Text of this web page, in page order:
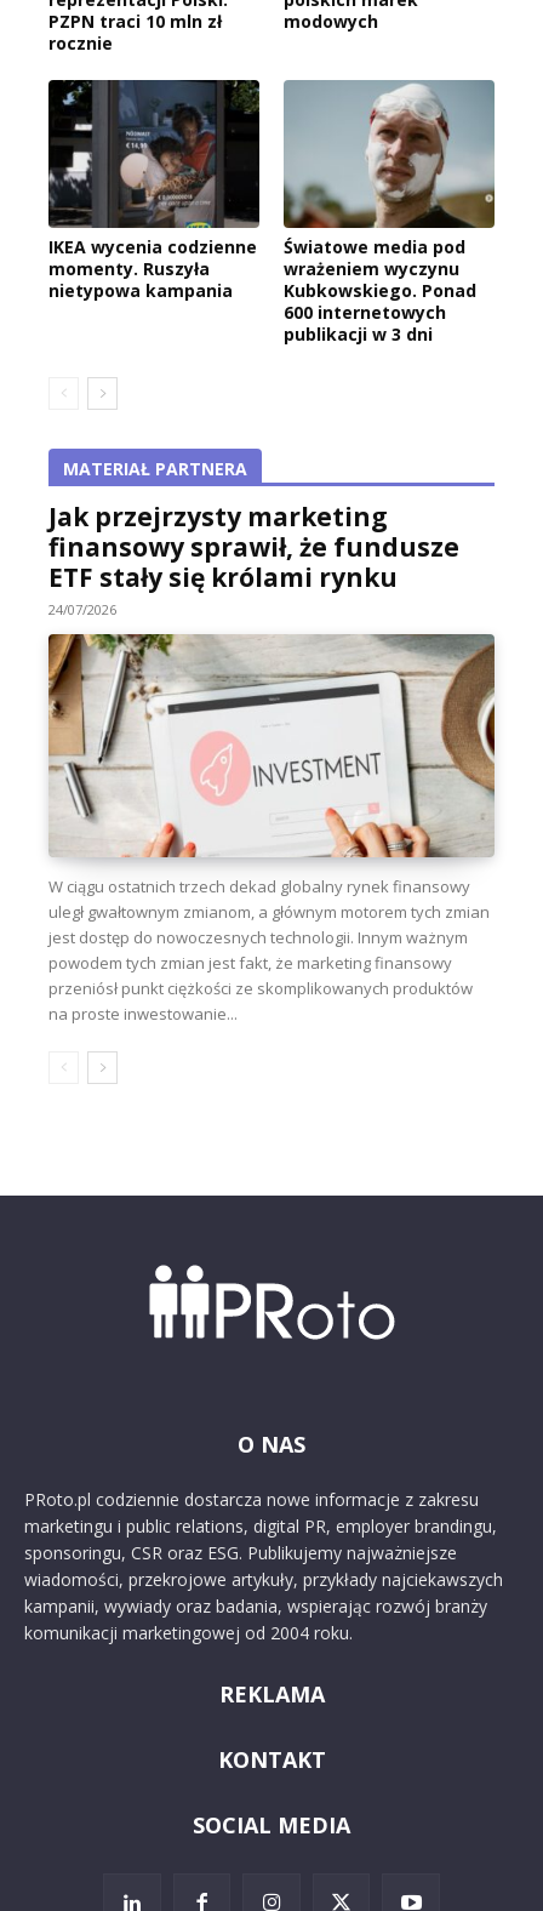
PZPN traci 10 mln zł
rocznie
modowych
IKEA wycenia codzienne
momenty. Ruszyła
nietypowa kampania
Światowe media pod
wrażeniem wyczynu
Kubkowskiego. Ponad
600 internetowych
publikacji w 3 dni
MATERIAŁ PARTNERA
Jak przejrzysty marketing
finansowy sprawił, że fundusze
ETF stały się królami rynku
24/07/2026
W ciągu ostatnich trzech dekad globalny rynek finansowy
uległ gwałtownym zmianom, a głównym motorem tych zmian
jest dostęp do nowoczesnych technologii. Innym ważnym
powodem tych zmian jest fakt, że marketing finansowy
przeniósł punkt ciężkości ze skomplikowanych produktów
na proste inwestowanie...
O NAS
PRoto.pl codziennie dostarcza nowe informacje z zakresu
marketingu i public relations, digital PR, employer brandingu,
sponsoringu, CSR oraz ESG. Publikujemy najważniejsze
wiadomości, przekrojowe artykuły, przykłady najciekawszych
kampanii, wywiady oraz badania, wspierając rozwój branży
komunikacji marketingowej od 2004 roku.
REKLAMA
KONTAKT
SOCIAL MEDIA